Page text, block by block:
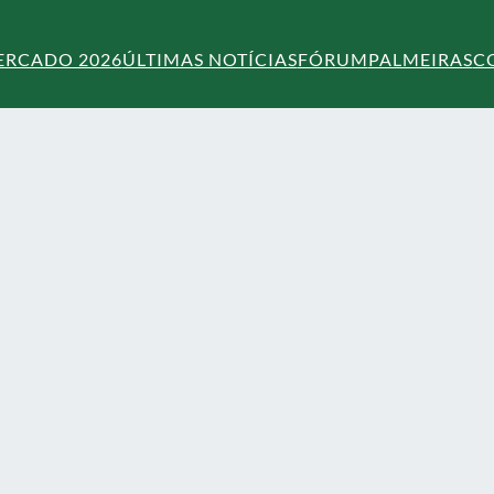
2026ÚLTIMAS NOTÍCIASFÓRUMPALMEIRAS